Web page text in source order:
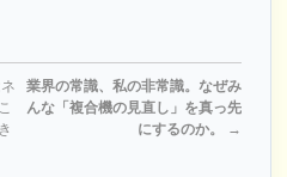
業界の常識、私の非常識。なぜみ
んな「複合機の見直し」を真っ先
にするのか。
→